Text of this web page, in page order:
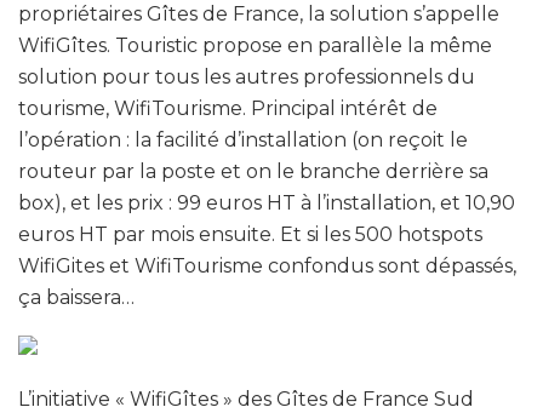
propriétaires Gîtes de France, la solution s’appelle
WifiGîtes. Touristic propose en parallèle la même
solution pour tous les autres professionnels du
tourisme, WifiTourisme. Principal intérêt de
l’opération : la facilité d’installation (on reçoit le
routeur par la poste et on le branche derrière sa
box), et les prix : 99 euros HT à l’installation, et 10,90
euros HT par mois ensuite. Et si les 500 hotspots
WifiGites et WifiTourisme confondus sont dépassés,
ça baissera…
L’initiative « WifiGîtes » des Gîtes de France Sud